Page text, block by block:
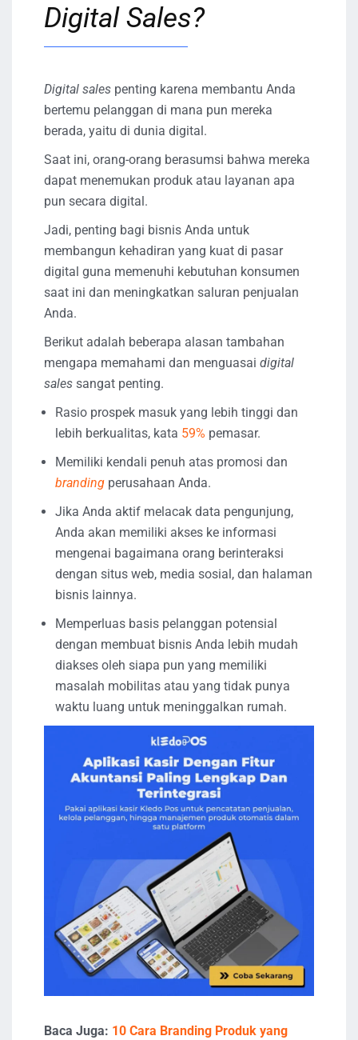
Digital Sales?
Digital sales penting karena membantu Anda
bertemu pelanggan di mana pun mereka
berada, yaitu di dunia digital.
Saat ini, orang-orang berasumsi bahwa mereka
dapat menemukan produk atau layanan apa
pun secara digital.
Jadi, penting bagi bisnis Anda untuk
membangun kehadiran yang kuat di pasar
digital guna memenuhi kebutuhan konsumen
saat ini dan meningkatkan saluran penjualan
Anda.
Berikut adalah beberapa alasan tambahan
mengapa memahami dan menguasai digital
sales sangat penting.
Rasio prospek masuk yang lebih tinggi dan
lebih berkualitas, kata 59% pemasar.
Memiliki kendali penuh atas promosi dan
branding perusahaan Anda.
Jika Anda aktif melacak data pengunjung,
Anda akan memiliki akses ke informasi
mengenai bagaimana orang berinteraksi
dengan situs web, media sosial, dan halaman
bisnis lainnya.
Memperluas basis pelanggan potensial
dengan membuat bisnis Anda lebih mudah
diakses oleh siapa pun yang memiliki
masalah mobilitas atau yang tidak punya
waktu luang untuk meninggalkan rumah.
Baca Juga: 10 Cara Branding Produk yang